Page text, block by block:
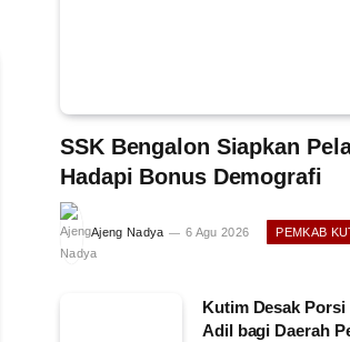
SSK Bengalon Siapkan
Hadapi Bonus Demografi
Ajeng Nadya 6 Agu 2026 PEMKAB
Kutim Desak
Adil bagi Daerah